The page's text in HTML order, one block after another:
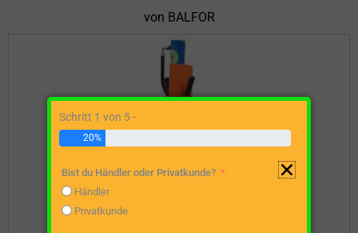
von BALFOR
Schritt 1 von 5 -
20%
Bist du Händler oder Privatkunde?
Händler
Privatkunde